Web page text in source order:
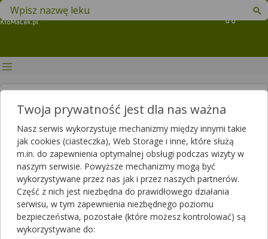
Koszyk
Znajdź lek w swojej okolicy
Jakie właściwości ma witamina
A? Źródła witaminy A w diecie
Publikacja: 2021-01-18 13:55 Aktualizacja: 2025-06-03 14:20
Witamina A, jako jedna z czterech witamin rozpuszczalnych w
tłuszczach – odgrywa istotną rolę w organizmie człowieka.
Autor
Artykuł rekomendowany przez:
magister farmacji Bartłomiej Łuczyński
Twoja prywatność jest dla nas ważna
Nasz serwis wykorzystuje mechanizmy między innymi takie
jak cookies (ciasteczka), Web Storage i inne, które służą
m.in. do zapewnienia optymalnej obsługi podczas wizyty w
naszym serwisie. Powyższe mechanizmy mogą być
wykorzystywane przez nas jak i przez naszych partnerów.
Część z nich jest niezbędna do prawidłowego działania
serwisu, w tym zapewnienia niezbędnego poziomu
bezpieczeństwa, pozostałe (które możesz kontrolować) są
wykorzystywane do: